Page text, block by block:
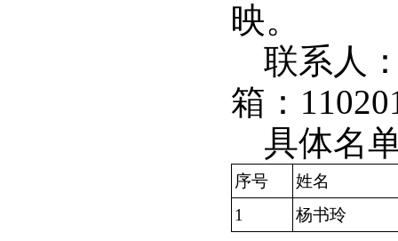
映。
联系人
箱：
具体名
序号
姓名
1
杨书玲